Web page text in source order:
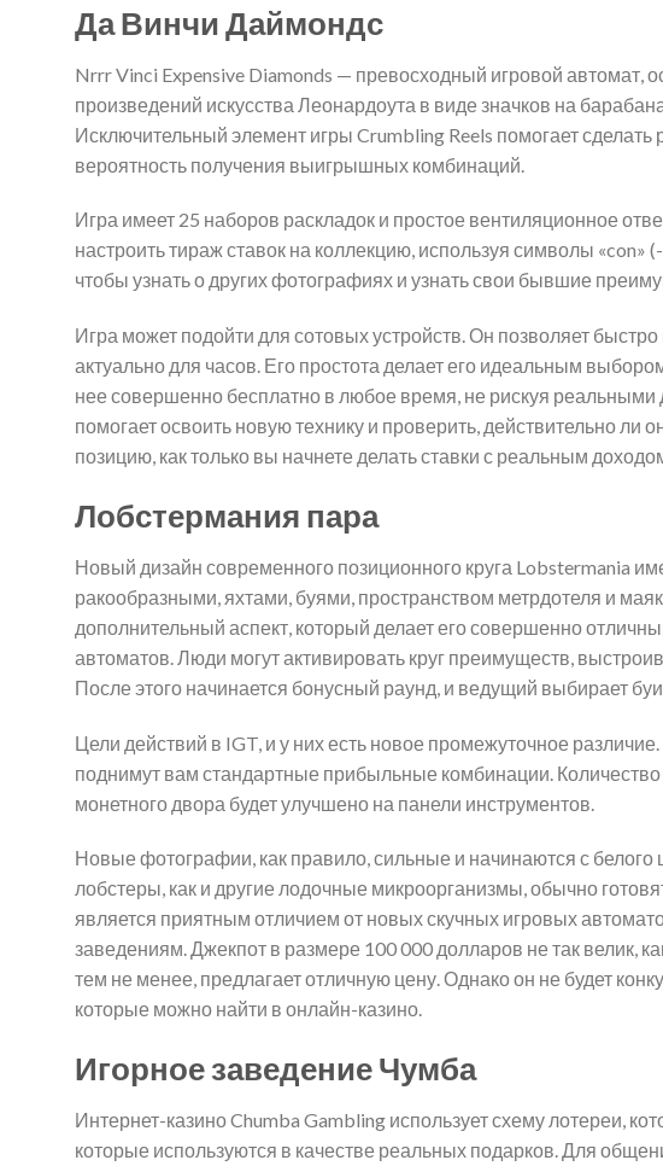
Да Винчи Даймондс
Nrrr Vinci Expensive Diamonds — превосходный игровой автомат,
произведений искусства Леонардоута в виде значков на
Исключительный элемент игры Crumbling Reels помогает
вероятность получения выигрышных комбинаций.
Игра имеет 25 наборов раскладок и простое вентиляционное
настроить тираж ставок на коллекцию, используя символы «con»
чтобы узнать о других фотографиях и узнать свои бывшие
Игра может подойти для сотовых устройств. Он позволяет
актуально для часов. Его простота делает его идеальным
нее совершенно бесплатно в любое время, не рискуя
помогает освоить новую технику и проверить, действительно ли
позицию, как только вы начнете делать ставки с реальным
Лобстермания пара
Новый дизайн современного позиционного круга Lobstermania
ракообразными, яхтами, буями, пространством метрдотеля и
дополнительный аспект, который делает его совершенно
автоматов. Люди могут активировать круг преимуществ,
После этого начинается бонусный раунд, и ведущий выбирает
Цели действий в IGT, и у них есть новое промежуточное
поднимут вам стандартные прибыльные комбинации.
монетного двора будет улучшено на панели инструментов.
Новые фотографии, как правило, сильные и начинаются с белого
лобстеры, как и другие лодочные микроорганизмы, обычно
является приятным отличием от новых скучных игровых
заведениям. Джекпот в размере 100 000 долларов не так велик,
тем не менее, предлагает отличную цену. Однако он не будет
которые можно найти в онлайн-казино.
Игорное заведение Чумба
Интернет-казино Chumba Gambling использует схему лотереи,
которые используются в качестве реальных подарков. Для